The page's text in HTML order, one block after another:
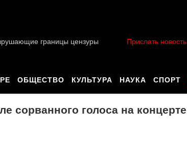
границы цензуры
Прислать новость
ОБЩЕСТВО КУЛЬТУРА НАУКА СПОРТ
сорванного голоса на концерте